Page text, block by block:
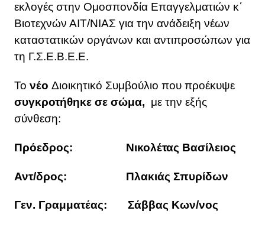
εκλογές στην Ομοσπονδία Επαγγελματιών κ΄
Βιοτεχνών ΑΙΤ/ΝΙΑΣ για την ανάδειξη νέων
καταστατικών οργάνων και αντιπροσώπων για
τη Γ.Σ.Ε.Β.Ε.Ε.
Το νέο Διοικητικό Συμβούλιο που προέκυψε
συγκροτήθηκε σε σώμα, με την εξής
σύνθεση:
Πρόεδρος: Νικολέτας Βασίλειος
Αντ/δρος: Πλακιάς Σπυρίδων
Γεν. Γραμματέας: Σάββας Κων/νος